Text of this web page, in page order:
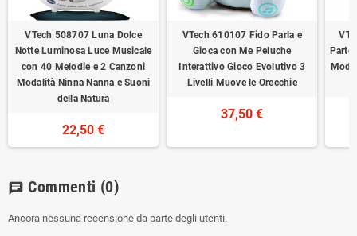
VTech 508707 Luna Dolce
Notte Luminosa Luce Musicale
con 40 Melodie e 2 Canzoni
Modalità Ninna Nanna e Suoni
della Natura
22,50 €
VTech 610107 Fido Parla e
Gioca con Me Peluche
Interattivo Gioco Evolutivo 3
Livelli Muove le Orecchie
37,50 €
chat Commenti (0)
Ancora nessuna recensione da parte degli utenti.